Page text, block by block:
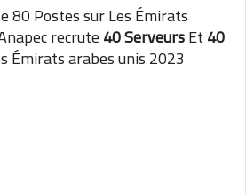
80 Postes surLes Émirats
recrute40 ServeursEt40
Émirats arabes unis 2023